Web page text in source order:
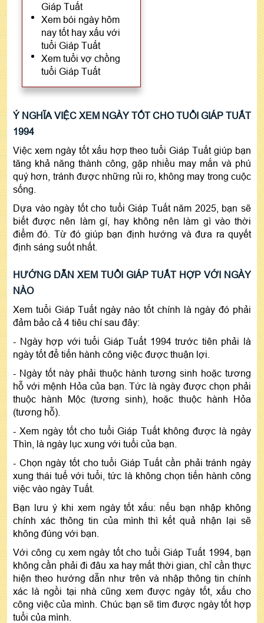
Giáp Tuất
Xem bói ngày hôm
nay tốt hay xấu với
tuổi Giáp Tuất
Xem tuổi vợ chồng
tuổi Giáp Tuất
Ý NGHĨA VIỆC XEM NGÀY TỐT CHO TUỔI GIÁP TUẤT
1994
Việc xem ngày tốt xấu hợp theo tuổi Giáp Tuất giúp bạn
tăng khả năng thành công, gặp nhiều may mắn và phú
quý hơn, tránh được những rủi ro, không may trong cuộc
sống.
Dựa vào ngày tốt cho tuổi Giáp Tuất năm 2025, bạn sẽ
biết được nên làm gí, hay không nên làm gì vào thời
điểm đó. Từ đó giúp bạn định hướng và đưa ra quyết
định sáng suốt nhất.
HƯỚNG DẪN XEM TUỔI GIÁP TUẤT HỢP VỚI NGÀY
NÀO
Xem tuổi Giáp Tuất ngày nào tốt chính là ngày đó phải
đảm bảo cả 4 tiêu chí sau đây:
- Ngày hợp với tuổi Giáp Tuất 1994 trước tiên phải là
ngày tốt để tiến hành công việc được thuận lợi.
- Ngày tốt này phải thuộc hành tương sinh hoặc tương
hỗ với mệnh Hỏa của bạn. Tức là ngày được chọn phải
thuộc hành Mộc (tương sinh), hoặc thuộc hành Hỏa
(tương hỗ).
- Xem ngày tốt cho tuổi Giáp Tuất không được là ngày
Thìn, là ngày lục xung với tuổi của bạn.
- Chọn ngày tốt cho tuổi Giáp Tuất cần phải tránh ngày
xung thái tuế với tuổi, tức là không chọn tiến hành công
việc vào ngày Tuất.
Bạn lưu ý khi xem ngày tốt xấu: nếu bạn nhập không
chính xác thông tin của mình thì kết quả nhận lại sẽ
không đúng với bạn.
Với công cụ xem ngày tốt cho tuổi Giáp Tuất 1994, bạn
không cần phải đi đâu xa hay mất thời gian, chỉ cần thực
hiện theo hướng dẫn như trên và nhập thông tin chính
xác là ngồi tại nhà cũng xem được ngày tốt, xấu cho
công việc của mình. Chúc bạn sẽ tìm được ngày tốt hợp
tuổi của mình.